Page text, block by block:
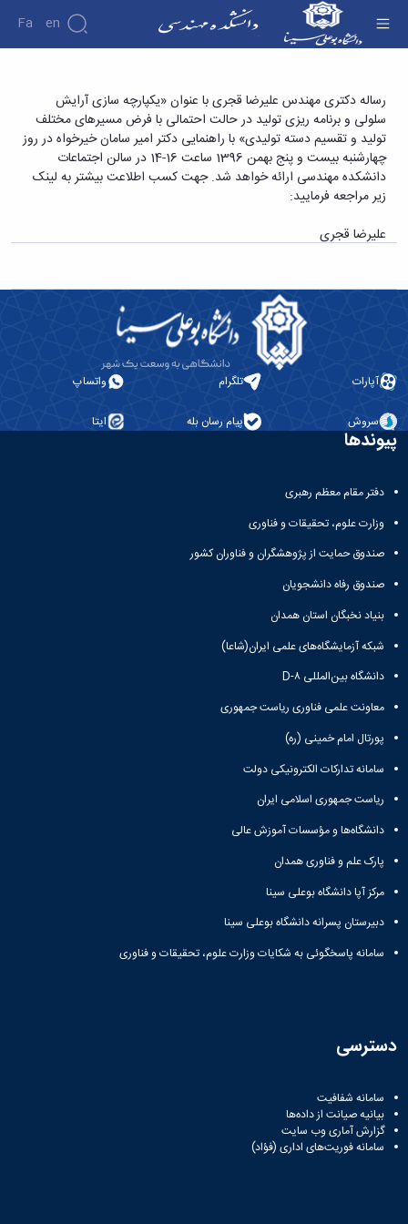
Fa En
دانشکده
درباره
دانشکده
تاریخچه
ریاست
دانشکده
آلبوم
عکس
اطلاعات
پژوهشی
تحصیلات
تکمیلی
پژوهش
نشریات
رساله دکتری مهندس علیرضا قجری با عنوان
«یکپارچه سازی آرایش سلولی و برنامه ریزی تولید
در حالت احتمالی با فرض مسیرهای مختلف تولید
و تقسیم دسته تولیدی» - دانشکده فنی و مهندسی
رساله دکتری مهندس علیرضا قجری با عنوان «یکپارچه سازی آرایش
سلولی و برنامه ریزی تولید در حالت احتمالی با فرض مسیرهای مختلف
تولید و تقسیم دسته تولیدی» با راهنمایی دکتر امیر سامان خیرخواه در روز
چهارشنبه بیست و پنج بهمن 1396 ساعت 16-14 در سالن اجتماعات
دانشکده مهندسی ارائه خواهد شد. جهت کسب اطلاعت بیشتر به لینک
زیر مراجعه فرمایید:
علیرضا قجری
آپارات تلگرام واتساپ
سروش پیام رسان بله ایتا
پیوندها
دفتر مقام معظم رهبری
وزارت علوم، تحقیقات و فناوری
صندوق حمایت از پژوهشگران و فناوران کشور
صندوق رفاه دانشجویان
بنیاد نخبگان استان همدان
شبکه آزمایشگاه‌های علمی ایران(شاعا)
دانشگاه بین‌المللی D-۸
معاونت علمی فناوری ریاست جمهوری
پورتال امام خمینی (ره)
سامانه تدارکات الکترونیکی دولت
ریاست جمهوری اسلامی ایران
دانشگاه‌ها و مؤسسات آموزش عالی
پارک علم و فناوری همدان
مرکز آپا دانشگاه بوعلی سینا
دبیرستان پسرانه دانشگاه بوعلی سینا
سامانه پاسخگوئی به شکایات وزارت علوم، تحقیقات و فناوری
دسترسی
سامانه شفافیت
بیانیه صیانت از داده‌ها
گزارش آماری وب‌ سایت
سامانه فوریت‌های اداری (فؤاد)